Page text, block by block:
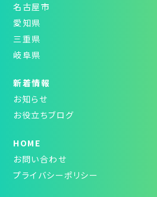
名古屋市
愛知県
三重県
岐阜県
新着情報
お知らせ
お役立ちブログ
HOME
お問い合わせ
プライバシーポリシー